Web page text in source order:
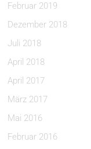
Februar 2019
Dezember 2018
Juli 2018
April 2018
April 2017
März 2017
Mai 2016
Februar 2016